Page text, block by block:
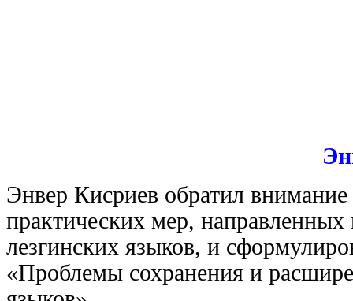
Энвер Кисриев обратил внимание
практических мер,
лезгинских языков, и
«Проблемы сохранения и